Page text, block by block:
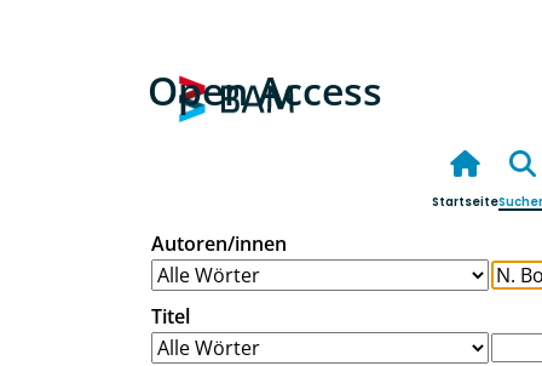
Open Access
Startseite
Autoren/innen
Titel